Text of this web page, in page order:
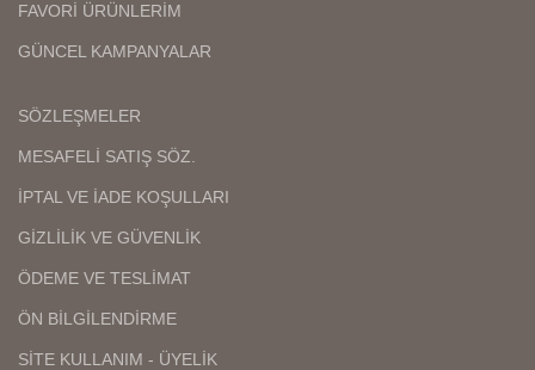
FAVORİ ÜRÜNLERİM
GÜNCEL KAMPANYALAR
SÖZLEŞMELER
MESAFELİ SATIŞ SÖZ.
İPTAL VE İADE KOŞULLARI
GİZLİLİK VE GÜVENLİK
ÖDEME VE TESLİMAT
ÖN BİLGİLENDİRME
SİTE KULLANIM - ÜYELİK